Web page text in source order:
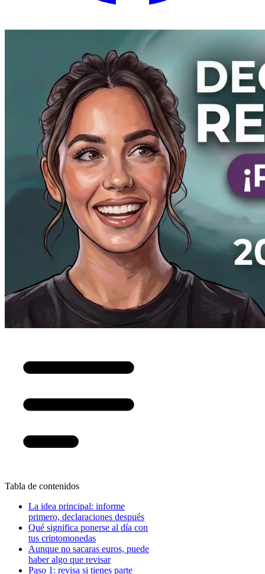
Tabla de contenidos
La idea principal: informe
primero, declaraciones después
Qué significa ponerse al día con
tus criptomonedas
Aunque no sacaras euros, puede
haber algo que revisar
Paso 1: revisa si tienes parte